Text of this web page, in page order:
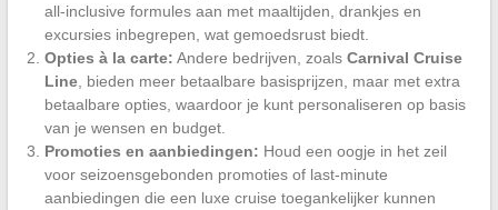
all-inclusive formules aan met maaltijden, drankjes en
excursies inbegrepen, wat gemoedsrust biedt.
Opties à la carte: Andere bedrijven, zoals Carnival Cruise
Line, bieden meer betaalbare basisprijzen, maar met extra
betaalbare opties, waardoor je kunt personaliseren op basis
van je wensen en budget.
Promoties en aanbiedingen: Houd een oogje in het zeil
voor seizoensgebonden promoties of last-minute
aanbiedingen die een luxe cruise toegankelijker kunnen